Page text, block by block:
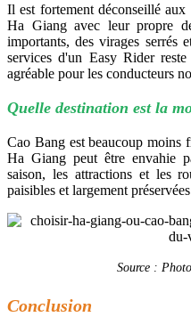
Il est fortement déconseillé
Ha Giang avec leur propre
importants, des virages serrés
services d'un Easy Rider
agréable pour les conducteurs
Quelle destination est la
Cao Bang est beaucoup moins
Ha Giang peut être envahie
saison, les attractions et les
paisibles et largement
Source :
Conclusion